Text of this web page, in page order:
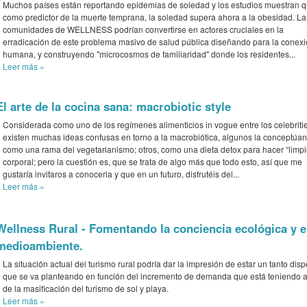
Muchos países están reportando epidemias de soledad y los estudios muestran
como predictor de la muerte temprana, la soledad supera ahora a la obesidad.
comunidades de WELLNESS podrían convertirse en actores cruciales en la
erradicación de este problema masivo de salud pública diseñando para la
humana, y construyendo "microcosmos de familiaridad" donde los residentes...
Leer más »
arte de la cocina sana: macrobiotic style
Considerada como uno de los regímenes alimenticios in vogue entre los
existen muchas ideas confusas en torno a la macrobiótica, algunos la conceptúan
como una rama del vegetarianismo; otros, como una dieta detox para hacer
corporal; pero la cuestión es, que se trata de algo más que todo esto, así que me
gustaría invitaros a conocerla y que en un futuro, disfrutéis del...
Leer más »
Rural - Fomentando la conciencia ecológica y
La situación actual del turismo rural podría dar la impresión de estar un tanto
que se va planteando en función del incremento de demanda que está teniendo
de la masificación del turismo de sol y playa.
Leer más »